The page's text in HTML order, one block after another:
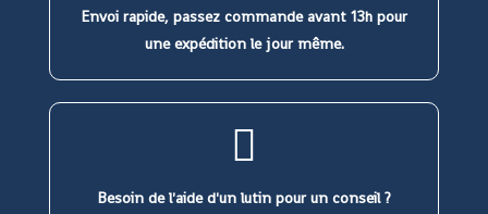
Envoi rapide, passez commande avant 13h pour
une expédition le jour même.
Besoin de l'aide d'un lutin pour un conseil ?